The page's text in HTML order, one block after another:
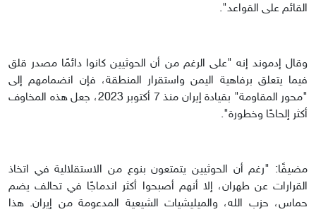
القائم على القواعد".
وقال إدموند إنه "على الرغم من أن الحوثيين كانوا دائمًا مصدر قلق
فيما يتعلق برفاهية اليمن واستقرار المنطقة، فإن انضمامهم إلى
"محور المقاومة" بقيادة إيران منذ 7 أكتوبر 2023، جعل هذه المخاوف
أكثر إلحاحًا وخطورة".
مضيفًا: "رغم أن الحوثيين يتمتعون بنوع من الاستقلالية في اتخاذ
القرارات عن طهران، إلا أنهم أصبحوا أكثر اندماجًا في تحالف يضم
حماس، حزب الله، والميليشيات الشيعية المدعومة من إيران. هذا